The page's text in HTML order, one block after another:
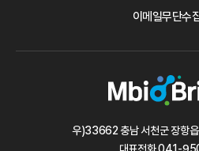
이메일무단수
우)33662 충남 서천군 장항
대표전화041-